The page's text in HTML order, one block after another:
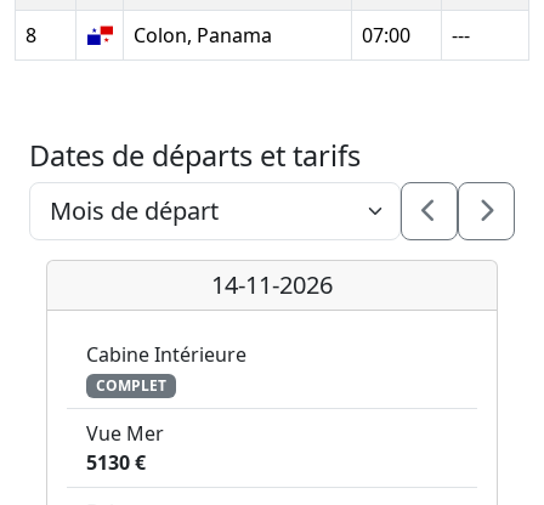
8
Colon, Panama 07:00 ---
Dates de départs et tarifs
14-11-2026
Cabine Intérieure
COMPLET
Vue Mer
5130 €